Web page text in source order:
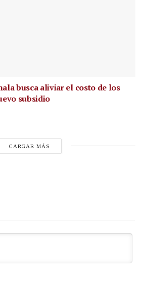
busca aliviar el costo de los
subsidio
CARGAR MÁS